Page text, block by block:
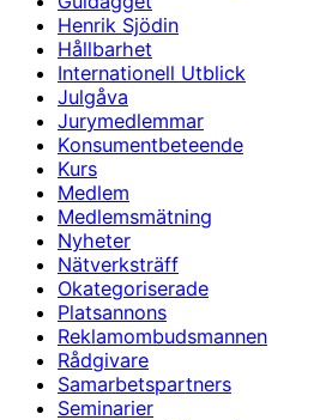
Henrik Sjödin
Hållbarhet
Internationell Utblick
Julgåva
Jurymedlemmar
Konsumentbeteende
Kurs
Medlem
Medlemsmätning
Nyheter
Nätverksträff
Okategoriserade
Platsannons
Reklamombudsmannen
Rådgivare
Samarbetspartners
Seminarier